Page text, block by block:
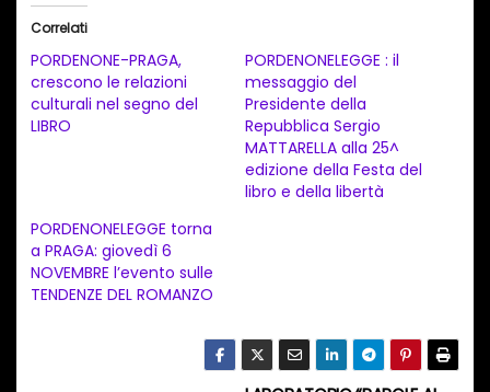
a
m
e
o
i
n
Correlati
PORDENONE-PRAGA,
crescono le relazioni
culturali nel segno del
LIBRO
PORDENONELEGGE : il
messaggio del
Presidente della
Repubblica Sergio
MATTARELLA alla 25^
edizione della Festa del
libro e della libertà
PORDENONELEGGE torna
a PRAGA: giovedì 6
NOVEMBRE l’evento sulle
TENDENZE DEL ROMANZO